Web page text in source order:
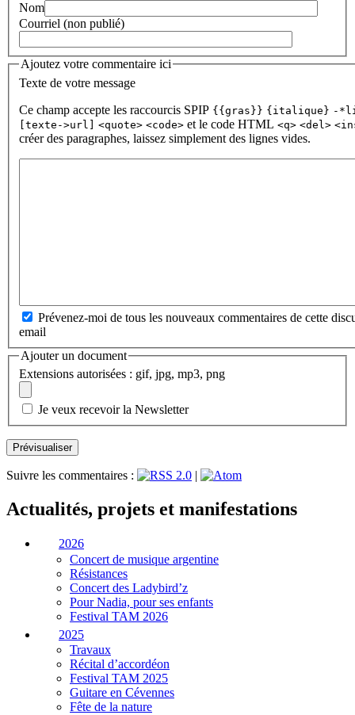
Nom
Courriel (non publié)
Ajoutez votre commentaire ici
Texte de votre message
Ce champ accepte les raccourcis SPIP {{gras}} {italique} -
[texte->url] <quote> <code> et le code HTML <q> <del>
créer des paragraphes, laissez simplement des lignes vides.
Prévenez-moi de tous les nouveaux commentaires de cette
email
Ajouter un document
Extensions autorisées : gif, jpg, mp3, png
Je veux recevoir la Newsletter
Suivre les commentaires : |
Actualités, projets et manifestations
2026
Concert de musique argentine
Résistances
Concert des Ladybird’z
Pour Nadia, pour ses enfants
Festival TAM 2026
2025
Travaux
Récital d’accordéon
Festival TAM 2025
Guitare en Cévennes
Fête de la nature